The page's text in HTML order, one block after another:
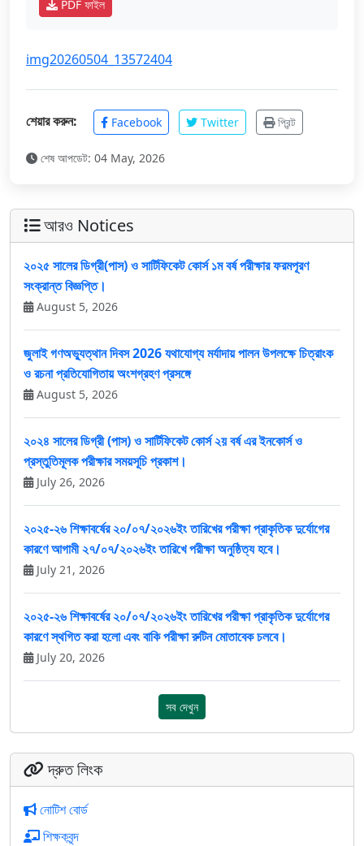
PDF ফাইল
img20260504_13572404
শেয়ার করুন: Facebook Twitter প্রিন্ট
শেষ আপডেট: 04 May, 2026
আরও Notices
২০২৫ সালের ডিগ্রী(পাস) ও সার্টিফিকেট কোর্স ১ম বর্ষ পরীক্ষার ফরমপূরণ
সংক্রান্ত বিজ্ঞপ্তি।
August 5, 2026
জুলাই গণঅভ্যুত্থান দিবস 2026 যথাযোগ্য মর্যাদায় পালন উপলক্ষে চিত্রাংক
ও রচনা প্রতিযোগিতায় অংশগ্রহণ প্রসঙ্গে
August 5, 2026
২০২৪ সালের ডিগ্রী (পাস) ও সার্টিফিকেট কোর্স ২য় বর্ষ এর ইনকোর্স ও
প্রস্তুতিমূলক পরীক্ষার সময়সূচি প্রকাশ।
July 26, 2026
২০২৫-২৬ শিক্ষাবর্ষের ২০/০৭/২০২৬ইং তারিখের পরীক্ষা প্রাকৃতিক দুর্যোগের
কারণে আগামী ২৭/০৭/২০২৬ইং তারিখে পরীক্ষা অনুষ্ঠিত্য হবে।
July 21, 2026
২০২৫-২৬ শিক্ষাবর্ষের ২০/০৭/২০২৬ইং তারিখের পরীক্ষা প্রাকৃতিক দুর্যোগের
কারণে স্থগিত করা হলো এবং বাকি পরীক্ষা রুটিন মোতাবেক চলবে।
July 20, 2026
সব দেখুন
দ্রুত লিংক
নোটিশ বোর্ড
শিক্ষকবৃন্দ